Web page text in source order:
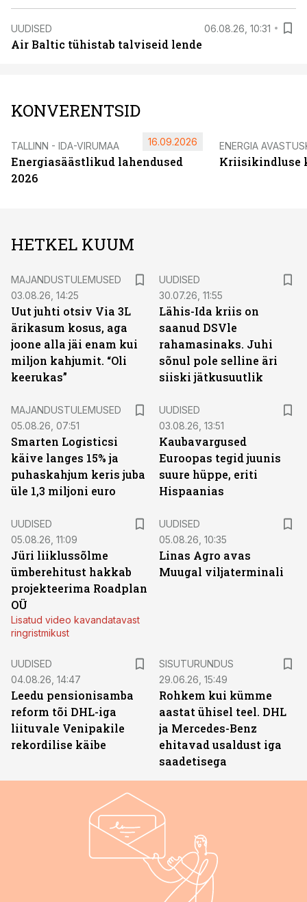
UUDISED 06.08.26, 10:31
Air Baltic tühistab talviseid lende
KONVERENTSID
TALLINN - IDA-VIRUMAA
Energiasäästlikud lahendused
2026
16.09.2026 ENERGIA
Kriisikindluse
HETKEL KUUM
MAJANDUSTULEMUSED
03.08.26, 14:25
Uut juhti otsiv Via 3L
ärikasum kosus, aga
joone alla jäi enam kui
miljon kahjumit. “Oli
keerukas”
UUDISED
30.07.26, 11:55
Lähis-Ida kriis on
saanud DSVle
rahamasinaks. Juhi
sõnul pole selline äri
siiski jätkusuutlik
MAJANDUSTULEMUSED
05.08.26, 07:51
Smarten Logisticsi
käive langes 15% ja
puhaskahjum keris juba
üle 1,3 miljoni euro
UUDISED
03.08.26, 13:51
Kaubavargused
Euroopas tegid juunis
suure hüppe, eriti
Hispaanias
UUDISED
05.08.26, 11:09
Jüri liiklussõlme
ümberehitust hakkab
projekteerima Roadplan
OÜ
Lisatud video kavandatavast
ringristmikust
UUDISED
05.08.26, 10:35
Linas Agro avas
Muugal viljaterminali
UUDISED
04.08.26, 14:47
Leedu pensionisamba
reform tõi DHL-iga
liituvale Venipakile
rekordilise käibe
SISUTURUNDUS
29.06.26, 15:49
Rohkem kui kümme
aastat ühisel teel. DHL
ja Mercedes-Benz
ehitavad usaldust iga
saadetisega